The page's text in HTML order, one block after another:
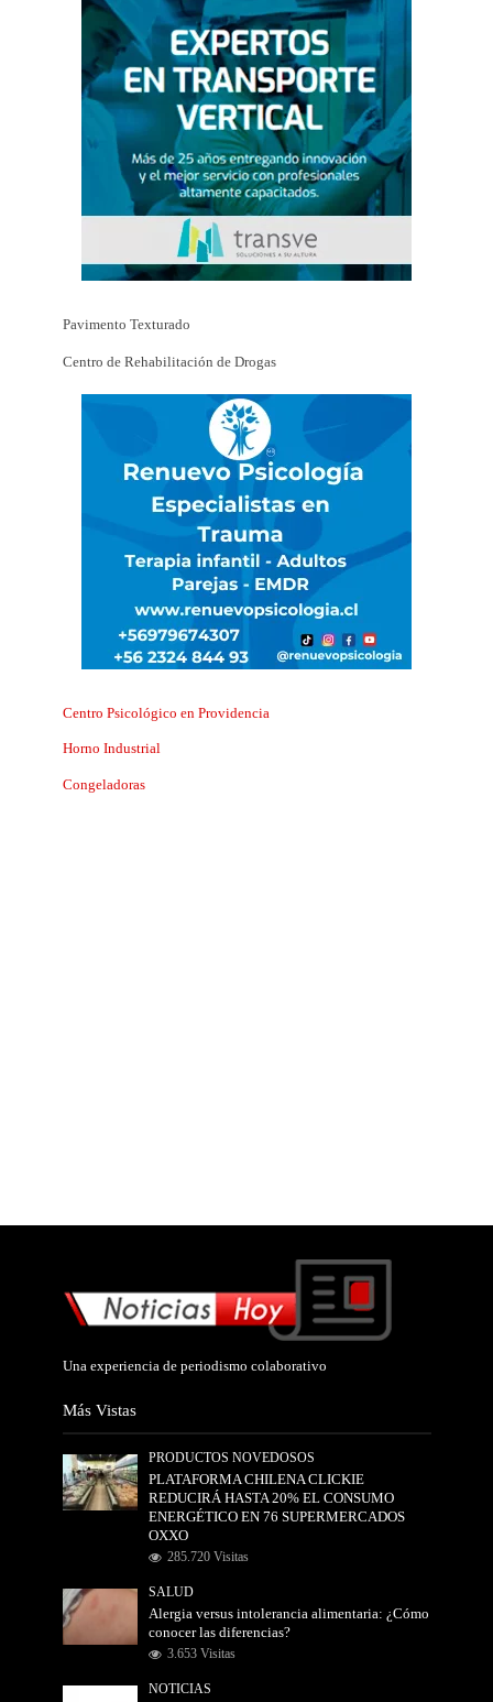
Pavimento Texturado
Centro de Rehabilitación de Drogas
Centro Psicológico en Providencia
Horno Industrial
Congeladoras
Una experiencia de periodismo colaborativo
Más Vistas
PRODUCTOS NOVEDOSOS
PLATAFORMA CHILENA CLICKIE
REDUCIRÁ HASTA 20% EL CONSUMO
ENERGÉTICO EN 76 SUPERMERCADOS
OXXO
285.720 Visitas
SALUD
Alergia versus intolerancia alimentaria: ¿Cómo
conocer las diferencias?
3.653 Visitas
NOTICIAS